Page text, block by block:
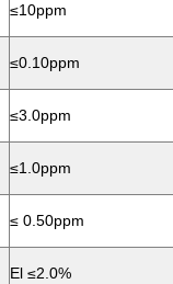
≤10ppm
≤0.10ppm
≤3.0ppm
≤1.0ppm
≤ 0.50ppm
El ≤2.0%